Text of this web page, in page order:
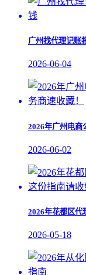
广州找代理记账
2026-06-04
​2026年广州电商
2026-06-02
​2026年花都区代
2026-05-18